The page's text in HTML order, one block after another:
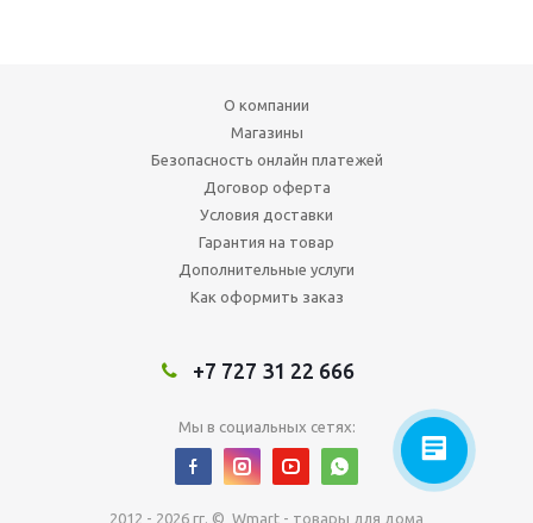
О компании
Магазины
Безопасность онлайн платежей
Договор оферта
Условия доставки
Гарантия на товар
Дополнительные услуги
Как оформить заказ
+7 727 31 22 666
Мы в социальных сетях:
2012 - 2026 гг. © Wmart - товары для дома